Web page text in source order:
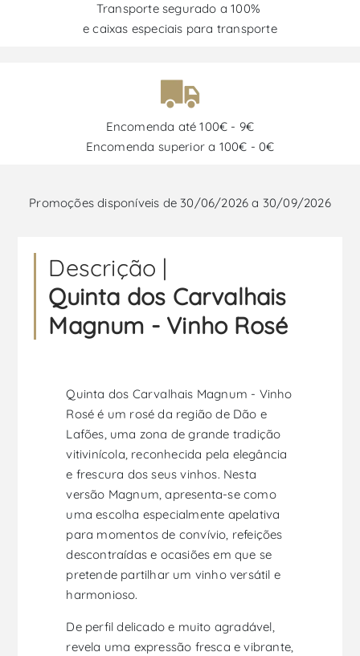
Transporte segurado a 100%
e caixas especiais para transporte
Encomenda até 100€ - 9€
Encomenda superior a 100€ - 0€
Promoções disponíveis de 30/06/2026 a 30/09/2026
Descrição |
Quinta dos Carvalhais
Magnum - Vinho Rosé
Quinta dos Carvalhais Magnum - Vinho
Rosé é um rosé da região de Dão e
Lafões, uma zona de grande tradição
vitivinícola, reconhecida pela elegância
e frescura dos seus vinhos. Nesta
versão Magnum, apresenta-se como
uma escolha especialmente apelativa
para momentos de convívio, refeições
descontraídas e ocasiões em que se
pretende partilhar um vinho versátil e
harmonioso.
De perfil delicado e muito agradável,
revela uma expressão fresca e vibrante,